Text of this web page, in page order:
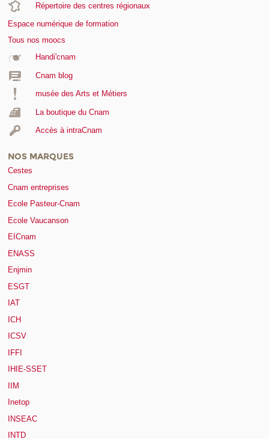
Répertoire des centres régionaux
Espace numérique de formation
Tous nos moocs
Handi'cnam
Cnam blog
musée des Arts et Métiers
La boutique du Cnam
Accès à intraCnam
NOS MARQUES
Cestes
Cnam entreprises
Ecole Pasteur-Cnam
Ecole Vaucanson
EICnam
ENASS
Enjmin
ESGT
IAT
ICH
ICSV
IFFI
IHIE-SSET
IIM
Inetop
INSEAC
INTD